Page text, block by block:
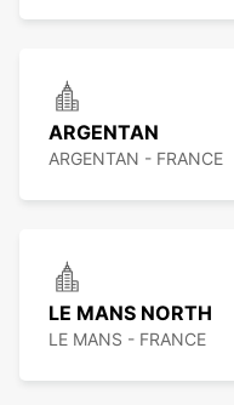
ARGENTAN
ARGENTAN - FRANCE
LE MANS NORTH
LE MANS - FRANCE